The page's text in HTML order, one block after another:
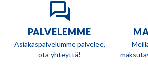
PALVELEMME
Asiakaspalvelumme palvelee,
ota yhteyttä!